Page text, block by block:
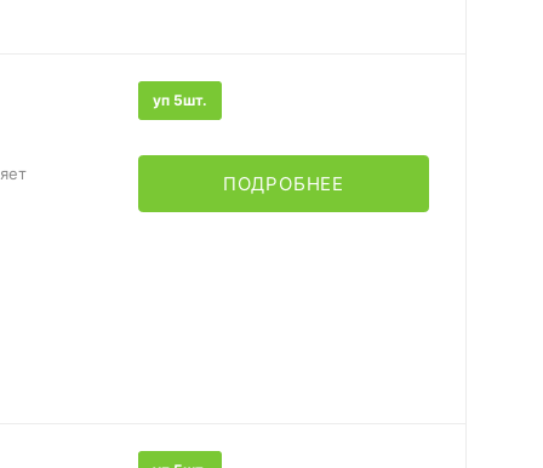
уп 5шт.
ПОДРОБНЕЕ